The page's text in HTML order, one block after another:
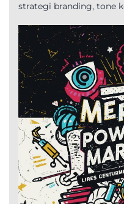
strategi branding, tone